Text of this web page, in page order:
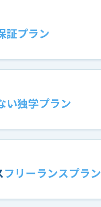
証プラン
い独学プラン
フリーランスプラン